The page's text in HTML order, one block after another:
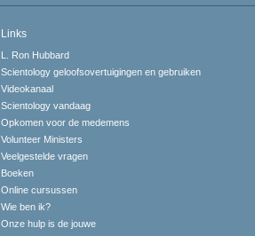
Links
L. Ron Hubbard
Scientology geloofsovertuigingen en gebruiken
Videokanaal
Scientology vandaag
Opkomen voor de medemens
Volunteer Ministers
Veelgestelde vragen
Boeken
Online cursussen
Wie ben ik?
Onze hulp is de jouwe